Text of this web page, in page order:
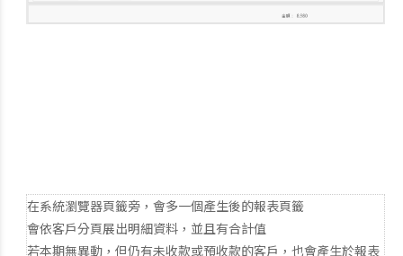
在系統瀏覽器頁籤旁，會多一個產生後的報表頁籤
會依客戶分頁展出明細資料，並且有合計值
若本期無異動，但仍有未收款或預收款的客戶，也會產生於報表